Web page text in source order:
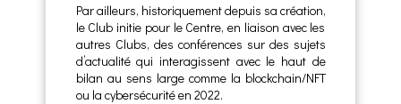
Par ailleurs, historiquement depuis sa création,
le Club initie pour le Centre, en liaison avec les
autres Clubs, des conférences sur des sujets
d’actualité qui interagissent avec le haut de
bilan au sens large comme la blockchain/NFT
ou la cybersécurité en 2022.